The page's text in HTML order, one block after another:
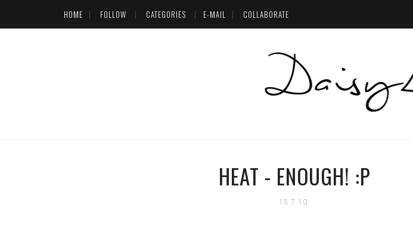
HOME FOLLOW CATEGORIES E-MAIL COLLABORATE
HEAT - ENOUGH! :P
15.7.10